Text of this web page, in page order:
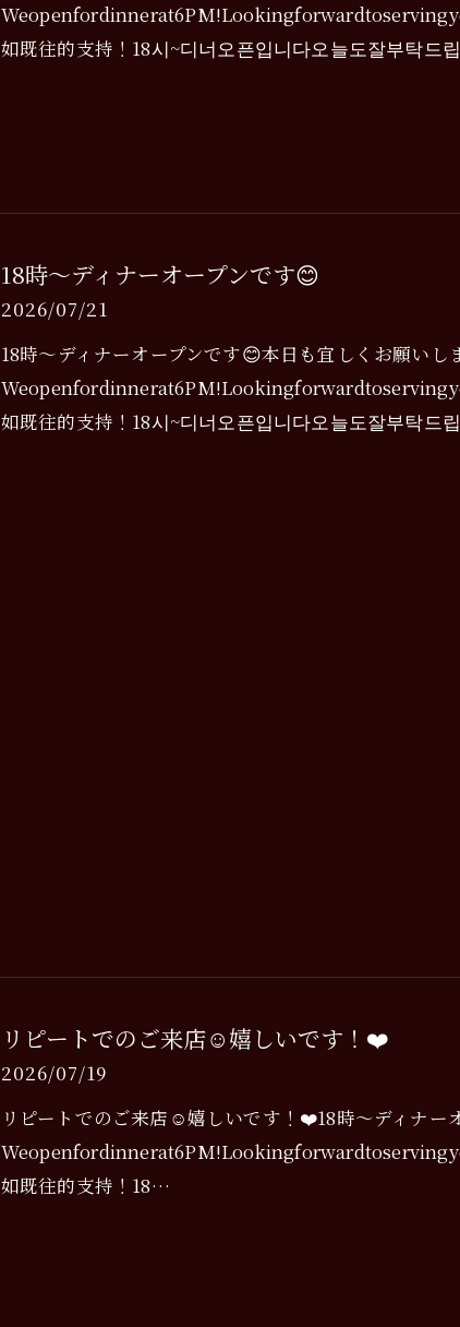
如既往的支持！18시~디너오픈입니다오늘도잘부탁드
18時〜ディナーオープンです😊
2026/07/21
18時〜ディナーオープンです😊本日も宜しくお願いし
如既往的支持！18시~디너오픈입니다오늘도잘부탁드
リピートでのご来店☺️嬉しいです！❤️
2026/07/19
リピートでのご来店☺️嬉しいです！❤️18時〜ディナ
如既往的支持！18…